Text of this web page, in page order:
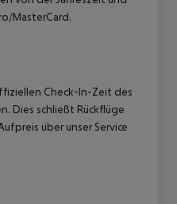
MasterCard.
Check-In-Zeit des
Dies schließt Rückflüge
über unser Service